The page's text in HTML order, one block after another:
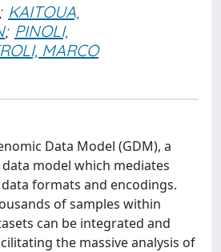
KAITOUA,
; PINOLI,
MARCO
Data Model (GDM), a
model which mediates
formats and encodings.
of samples within
can be integrated and
the massive analysis of